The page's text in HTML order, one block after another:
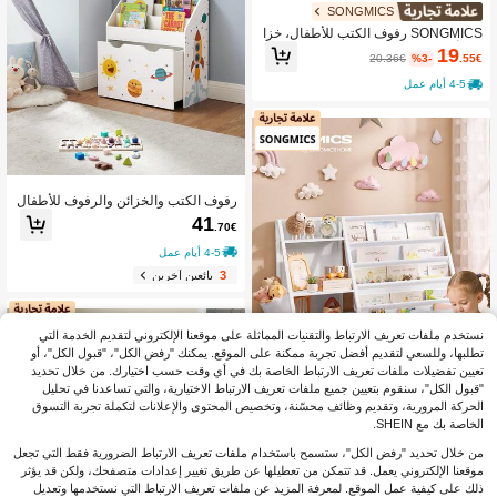
SONGMICS
SONGMICS رفوف الكتب للأطفال، خزا
ئن وأرفف
19.55€
%3-
20.36€
4-5 أيام عمل
SONGMICS رفوف الكتب والخزائن والر
فوف للأطفال
30.02€
%7-
32.40€
رفوف الكتب والخزائن والرفوف للأطفال
41.70€
4-5 أيام عمل
3بائعين آخرين
نستخدم ملفات تعريف الارتباط والتقنيات المماثلة على موقعنا الإلكتروني لتقديم الخدمة التي
تطلبها، وللسعي لتقديم أفضل تجربة ممكنة على الموقع. يمكنك "رفض الكل"، "قبول الكل"، أو
تعيين تفضيلات ملفات تعريف الارتباط الخاصة بك في أي وقت حسب اختيارك. من خلال تحديد
"قبول الكل"، سنقوم بتعيين جميع ملفات تعريف الارتباط الاختيارية، والتي تساعدنا في تحليل
الحركة المرورية، وتقديم وظائف محسّنة، وتخصيص المحتوى والإعلانات لتكملة تجربة التسوق
الخاصة بك مع SHEIN.
من خلال تحديد "رفض الكل"، ستسمح باستخدام ملفات تعريف الارتباط الضرورية فقط التي تجعل
موقعنا الإلكتروني يعمل. قد تتمكن من تعطيلها عن طريق تغيير إعدادات متصفحك، ولكن قد يؤثر
ذلك على كيفية عمل الموقع. لمعرفة المزيد عن ملفات تعريف الارتباط التي نستخدمها وتعديل